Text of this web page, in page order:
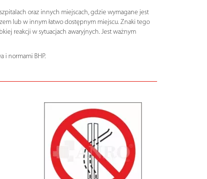
oraz innych miejscach, gdzie wymagane jest
lub w innym łatwo dostępnym miejscu. Znaki tego
reakcji w sytuacjach awaryjnych. Jest ważnym
i normami BHP.